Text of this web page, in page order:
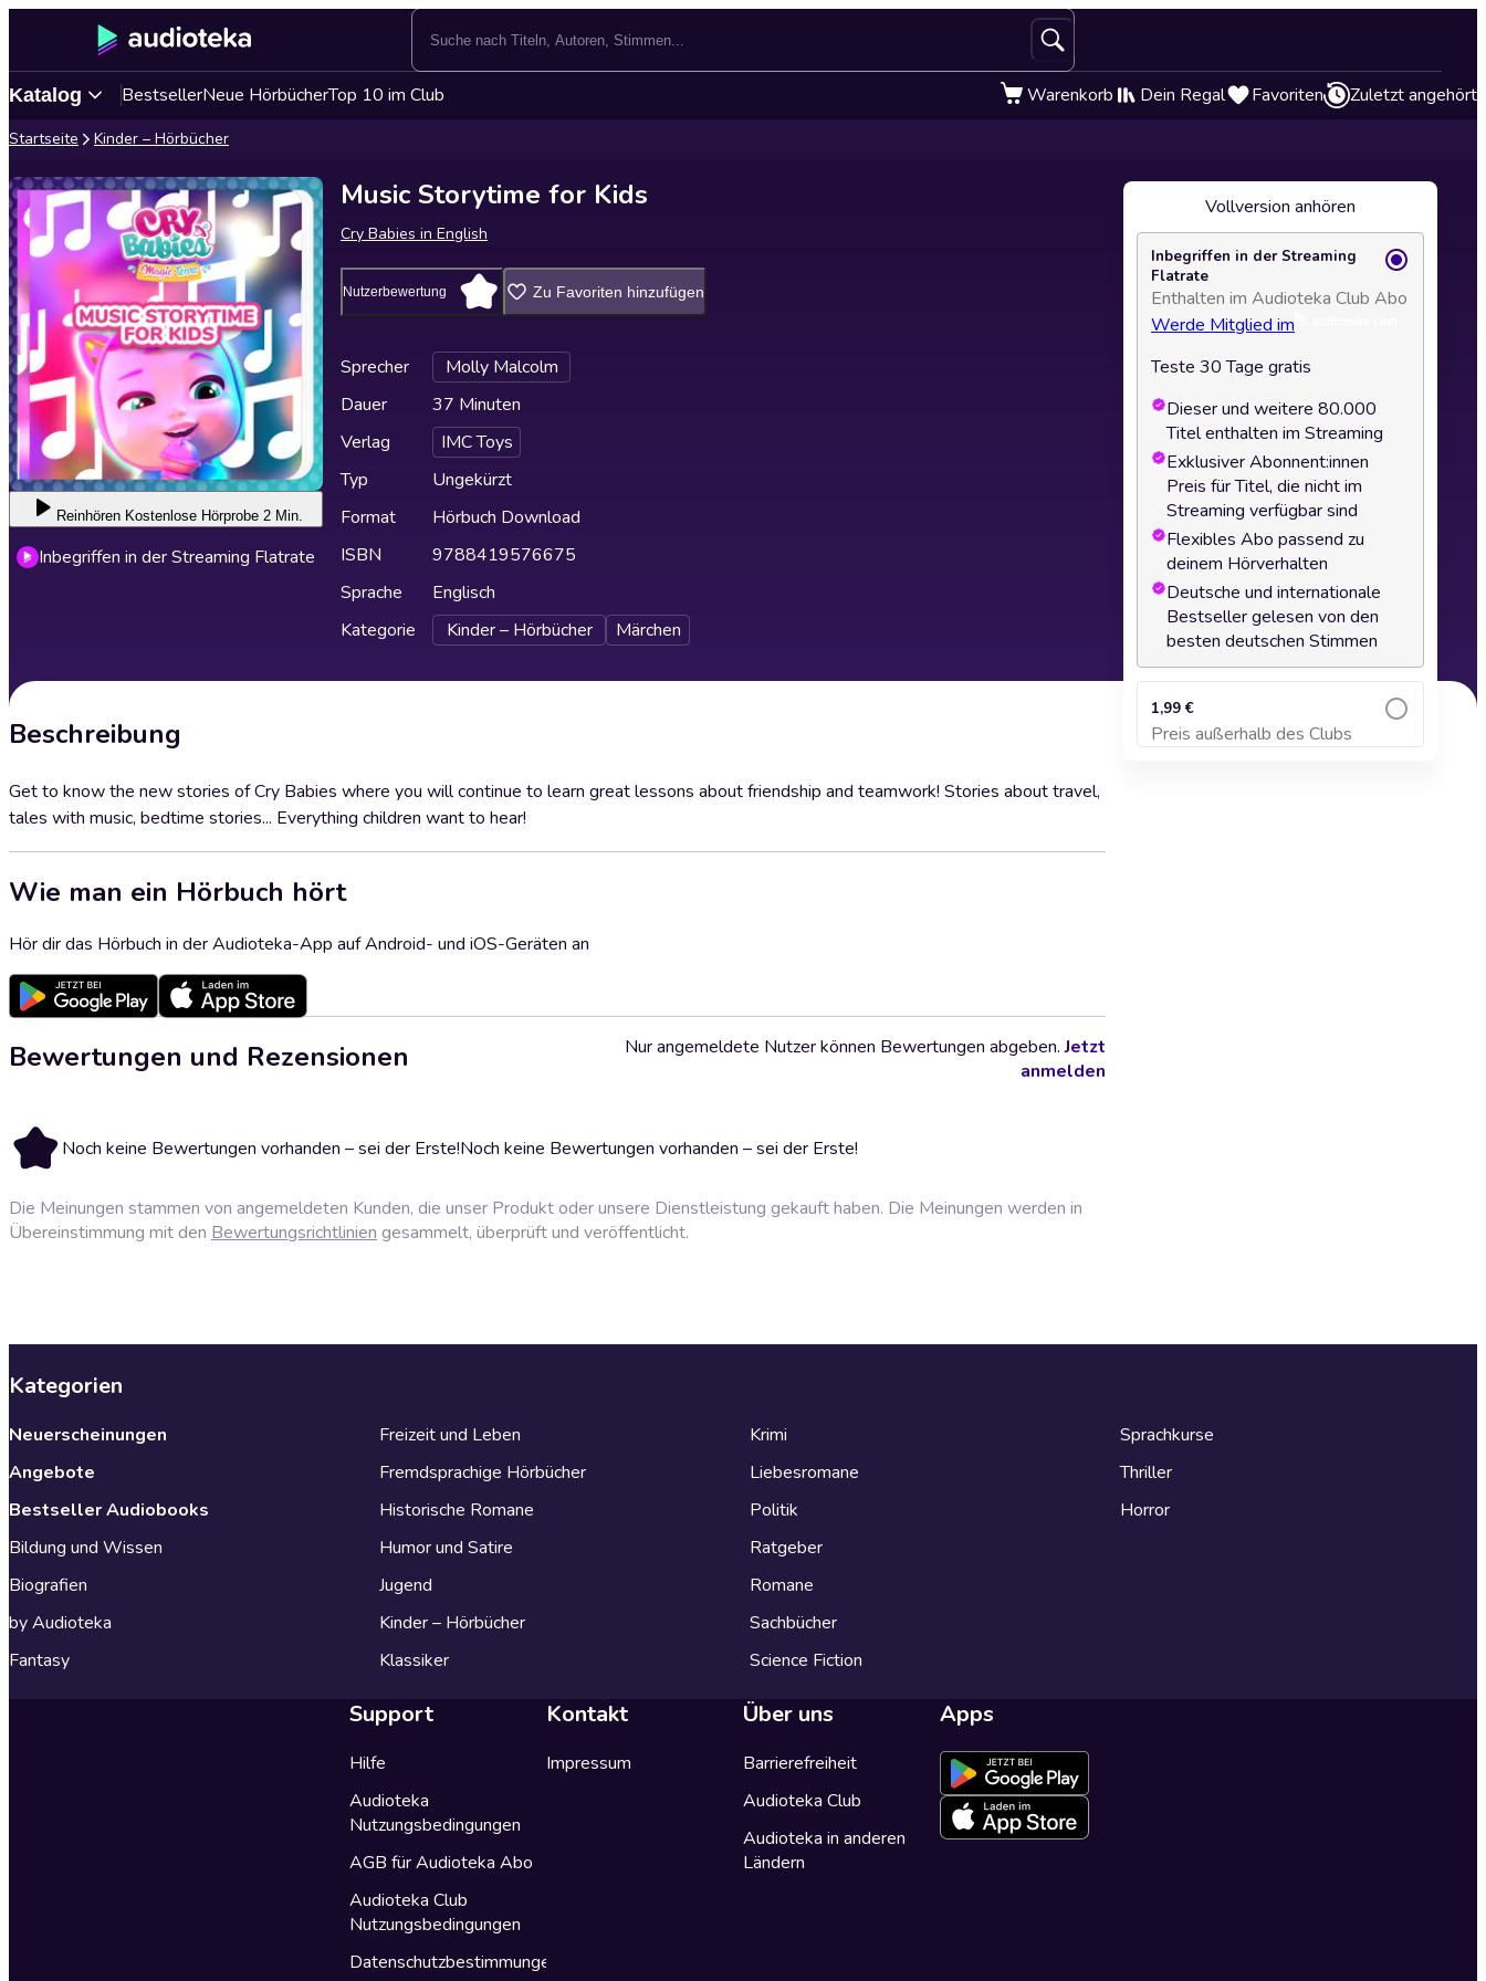
Katalog BestsellerNeue HörbücherTop 10 im Club Warenkorb Dein Regal Favoriten Zuletzt angehört
Startseite Kinder – Hörbücher
Reinhören Kostenlose Hörprobe 2 Min.
Inbegriffen in der Streaming Flatrate
Music Storytime for Kids
Cry Babies in English
Nutzerbewertung Zu Favoriten hinzufügen
Sprecher
Molly Malcolm
Dauer
37 Minuten
Verlag
IMC Toys
Typ
Ungekürzt
Format
Hörbuch Download
ISBN
9788419576675
Sprache
Englisch
Kategorie
Kinder – Hörbücher Märchen
Beschreibung
Get to know the new stories of Cry Babies where you will continue to learn great lessons about friendship and teamwork! Stories about travel,
tales with music, bedtime stories... Everything children want to hear!
Wie man ein Hörbuch hört
Hör dir das Hörbuch in der Audioteka-App auf Android- und iOS-Geräten an
Bewertungen und Rezensionen
Noch keine Bewertungen vorhanden – sei der Erste!Noch keine Bewertungen vorhanden – sei der Erste!
Nur angemeldete Nutzer können Bewertungen abgeben.Jetzt
anmelden
Die Meinungen stammen von angemeldeten Kunden, die unser Produkt oder unsere Dienstleistung gekauft haben. Die Meinungen werden in
Übereinstimmung mit den Bewertungsrichtlinien gesammelt, überprüft und veröffentlicht.
Vollversion anhören
Inbegriffen in der Streaming
Flatrate
Enthalten im Audioteka Club Abo
Werde Mitglied im
Teste 30 Tage gratis
Dieser und weitere 80.000
Titel enthalten im Streaming
Exklusiver Abonnent:innen
Preis für Titel, die nicht im
Streaming verfügbar sind
Flexibles Abo passend zu
deinem Hörverhalten
Deutsche und internationale
Bestseller gelesen von den
besten deutschen Stimmen
1,99 €
Preis außerhalb des Clubs
Zum Warenkorb hinzufügen
Kategorien
Neuerscheinungen
Angebote
Bestseller Audiobooks
Bildung und Wissen
Biografien
by Audioteka
Fantasy
Freizeit und Leben
Fremdsprachige Hörbücher
Historische Romane
Humor und Satire
Jugend
Kinder – Hörbücher
Klassiker
Krimi
Liebesromane
Politik
Ratgeber
Romane
Sachbücher
Science Fiction
Sprachkurse
Thriller
Horror
Support
Hilfe
Audioteka
Nutzungsbedingungen
AGB für Audioteka Abo
Audioteka Club
Nutzungsbedingungen
Datenschutzbestimmungen
Kontakt
Impressum
Über uns
Barrierefreiheit
Audioteka Club
Audioteka in anderen
Ländern
Apps